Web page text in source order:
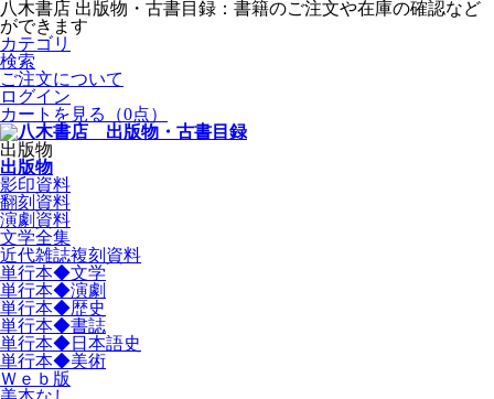
八木書店 出版物・古書目録：書籍のご注文や在庫の確認など
ができます
カテゴリ
検索
ご注文について
ログイン
カートを見る
（0点）
出版物
出版物
影印資料
翻刻資料
演劇資料
文学全集
近代雑誌複刻資料
単行本◆文学
単行本◆演劇
単行本◆歴史
単行本◆書誌
単行本◆日本語史
単行本◆美術
Ｗｅｂ版